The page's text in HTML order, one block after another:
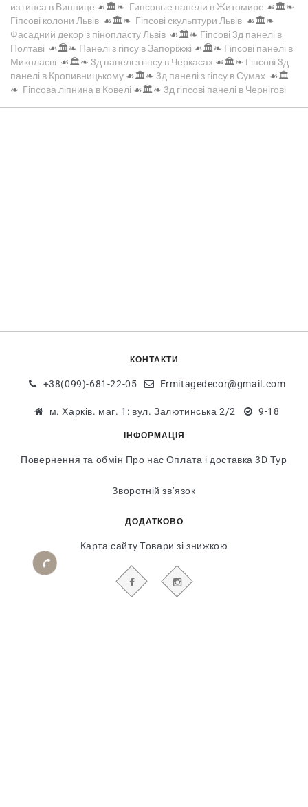
из гипса в Виннице ☙🏛️❧ Гипсовые панели в Житомире ☙🏛️❧
Гіпсові колони Львів ☙🏛️❧ Гіпсові скульптури Львів ☙🏛️❧
Фасадний декор з пінопласту Львів ☙🏛️❧ Гіпсові 3д панелі в
Полтаві ☙🏛️❧ Панелі з гіпсу в Запоріжжі ☙🏛️❧ Гіпсові панелі в
Миколаєві ☙🏛️❧ 3д панелі з гіпсу в Черкасах ☙🏛️❧ Гіпсові 3д
панелі в Кропивницькому ☙🏛️❧ 3д панелі з гіпсу в Сумах ☙🏛️
❧ Гіпсова ліпнина в Ковелі ☙🏛️❧ 3д гіпсові панелі в Чернігові
КОНТАКТИ
+38(099)-681-22-05 Ermitagedecor@gmail.com
м. Харків. маг. 1: вул. Залютинська 2/2 9-18
ІНФОРМАЦІЯ
Повернення та обмін Про нас Оплата і доставка 3D Тур
Зворотній зв’язок
ДОДАТКОВО
Карта сайту Товари зі знижкою